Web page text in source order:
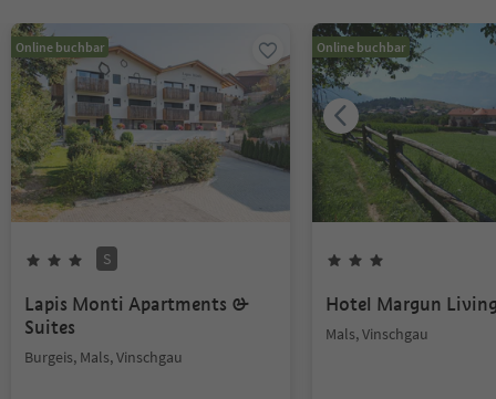
Online buchbar
S
Lapis Monti Apartments &
Suites
Burgeis, Mals, Vinschgau
Online buchbar
Hotel Margun
Mals, Vinschgau